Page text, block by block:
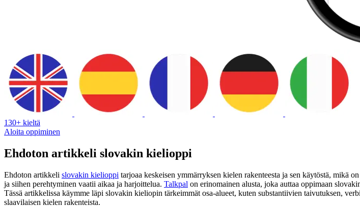
130+ kieltä
Aloita oppiminen
Ehdoton artikkeli slovakin kielioppi
Ehdoton artikkeli slovakin kielioppi tarjoaa keskeisen ymmärryksen kielen rakenteesta ja sen käytöstä, mikä
ja siihen perehtyminen vaatii aikaa ja harjoittelua. Talkpal on erinomainen alusta, joka auttaa oppimaan
Tässä artikkelissa käymme läpi slovakin kieliopin tärkeimmät osa-alueet, kuten substantiivien taivutuksen,
slaavilaisen kielen rakenteista.